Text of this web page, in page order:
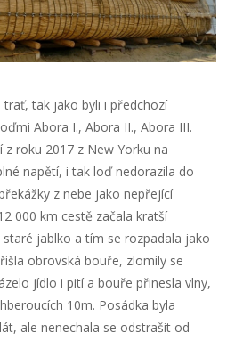
trať, tak jako byli i předchozí
Abora I., Abora II., Abora III.
roku 2017 z New Yorku na
napětí, i tak loď nedorazila do
z nebe jako nepřející
000 km cestě začala kratší
jablko a tím se rozpadala jako
obrovská bouře, zlomily se
jídlo i pití a bouře přinesla vlny,
10m. Posádka byla
ale nenechala se odstrašit od